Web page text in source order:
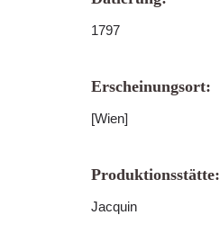
1797
Erscheinungsort:
[Wien]
Produktionsstätte:
Jacquin